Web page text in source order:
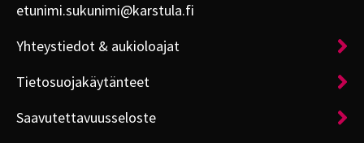
etunimi.sukunimi@karstula.fi
Yhteystiedot & aukioloajat
Tietosuojakäytänteet
Saavutettavuusseloste